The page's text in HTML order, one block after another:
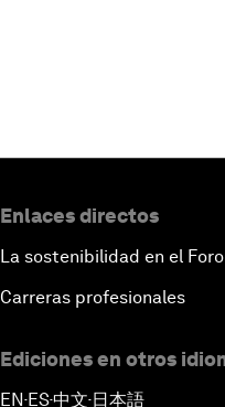
Enlaces directos
La sostenibilidad en el Foro
Carreras profesionales
Ediciones en otros
EN ▪ ES▪中文▪ 日本語